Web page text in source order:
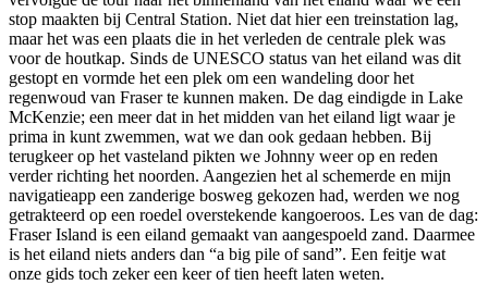
stop maakten bij Central Station. Niet dat hier een treinstation lag,
maar het was een plaats die in het verleden de centrale plek was
voor de houtkap. Sinds de UNESCO status van het eiland was dit
gestopt en vormde het een plek om een wandeling door het
regenwoud van Fraser te kunnen maken. De dag eindigde in Lake
McKenzie; een meer dat in het midden van het eiland ligt waar je
prima in kunt zwemmen, wat we dan ook gedaan hebben. Bij
terugkeer op het vasteland pikten we Johnny weer op en reden
verder richting het noorden. Aangezien het al schemerde en mijn
navigatieapp een zanderige bosweg gekozen had, werden we nog
getrakteerd op een roedel overstekende kangoeroos. Les van de dag:
Fraser Island is een eiland gemaakt van aangespoeld zand. Daarmee
is het eiland niets anders dan “a big pile of sand”. Een feitje wat
onze gids toch zeker een keer of tien heeft laten weten.